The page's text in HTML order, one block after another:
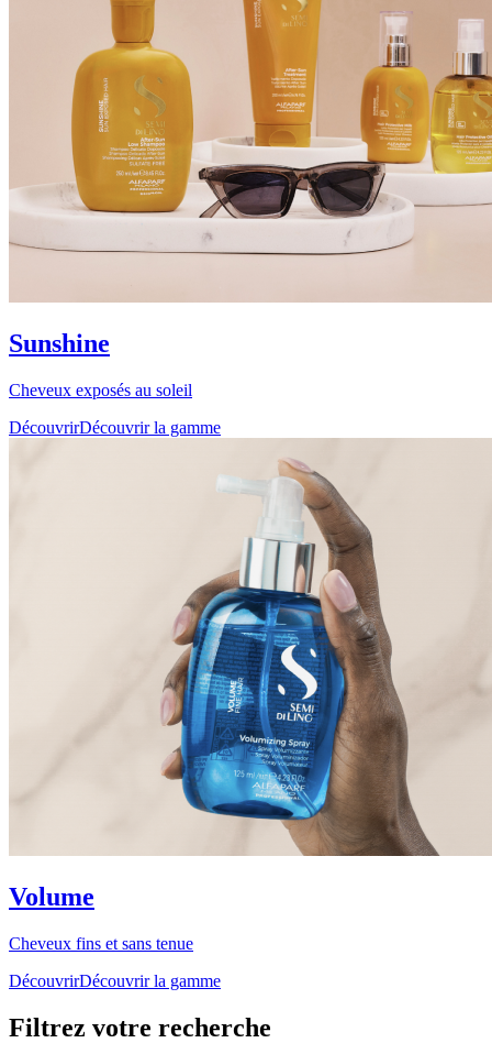
Sunshine
Cheveux exposés au soleil
DécouvrirDécouvrir la gamme
Volume
Cheveux fins et sans tenue
DécouvrirDécouvrir la gamme
Filtrez votre recherche